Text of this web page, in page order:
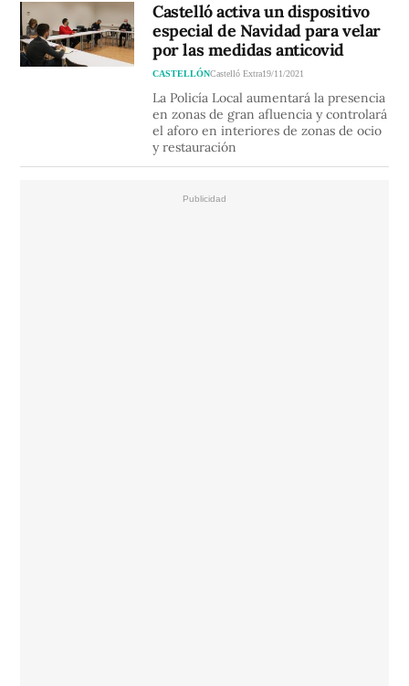
Castelló activa un dispositivo
especial de Navidad para velar
por las medidas anticovid
CASTELLÓNCastelló Extra19/11/2021
La Policía Local aumentará la presencia
en zonas de gran afluencia y controlará
el aforo en interiores de zonas de ocio
y restauración